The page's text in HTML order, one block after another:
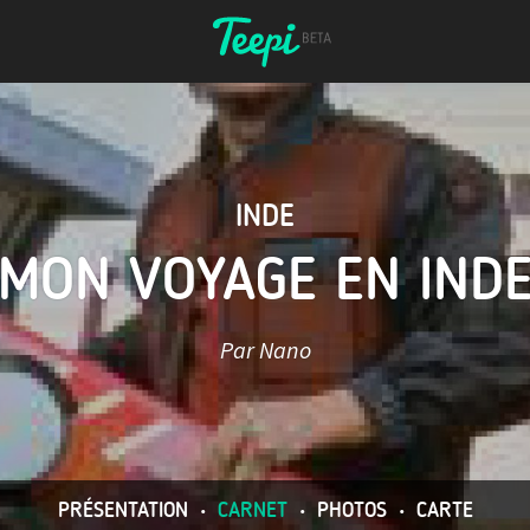
INDE
VOYAGE EN
Par Nano
PRÉSENTATION • CARNET • PHOTOS • CARTE